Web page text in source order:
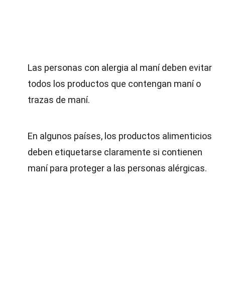
Las personas con alergia al maní deben evitar
todos los productos que contengan maní o
trazas de maní.
En algunos países, los productos alimenticios
deben etiquetarse claramente si contienen
maní para proteger a las personas alérgicas.